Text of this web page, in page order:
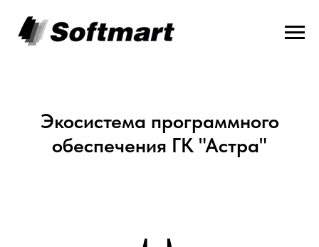
Экосистема программного
обеспечения ГК "Астра"